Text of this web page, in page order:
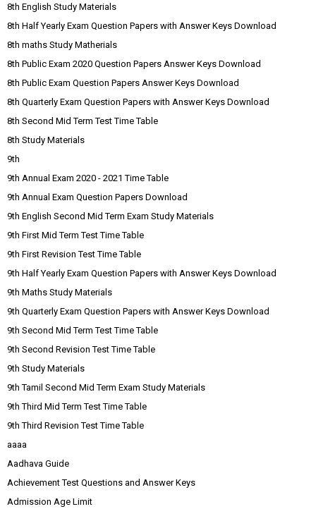
8th English Study Materials
8th Half Yearly Exam Question Papers with Answer Keys Download
8th maths Study Matherials
8th Public Exam 2020 Question Papers Answer Keys Download
8th Public Exam Question Papers Answer Keys Download
8th Quarterly Exam Question Papers with Answer Keys Download
8th Second Mid Term Test Time Table
8th Study Materials
9th
9th Annual Exam 2020 - 2021 Time Table
9th Annual Exam Question Papers Download
9th English Second Mid Term Exam Study Materials
9th First Mid Term Test Time Table
9th First Revision Test Time Table
9th Half Yearly Exam Question Papers with Answer Keys Download
9th Maths Study Materials
9th Quarterly Exam Question Papers with Answer Keys Download
9th Second Mid Term Test Time Table
9th Second Revision Test Time Table
9th Study Materials
9th Tamil Second Mid Term Exam Study Materials
9th Third Mid Term Test Time Table
9th Third Revision Test Time Table
aaaa
Aadhava Guide
Achievement Test Questions and Answer Keys
Admission Age Limit